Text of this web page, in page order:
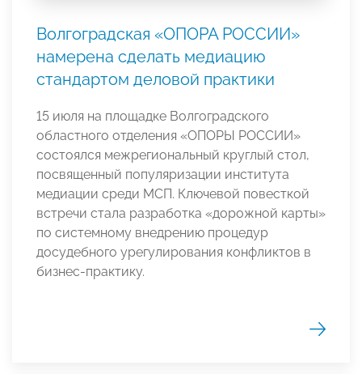
Волгоградская «ОПОРА РОССИИ»
намерена сделать медиацию
стандартом деловой практики
15 июля на площадке Волгоградского
областного отделения «ОПОРЫ РОССИИ»
состоялся межрегиональный круглый стол,
посвященный популяризации института
медиации среди МСП. Ключевой повесткой
встречи стала разработка «дорожной карты»
по системному внедрению процедур
досудебного урегулирования конфликтов в
бизнес-практику.